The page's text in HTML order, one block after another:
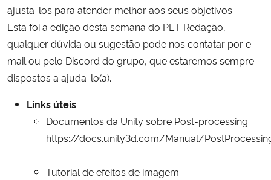
ajusta-los para atender melhor aos seus objetivos.
Esta foi a edição desta semana do PET Redação,
qualquer dúvida ou sugestão pode nos contatar por e-
mail ou pelo Discord do grupo, que estaremos sempre
dispostos a ajuda-lo(a).
Links úteis:
Documentos da Unity sobre Post-processing:
https://docs.unity3d.com/Manual/
Tutorial de efeitos de imagem: